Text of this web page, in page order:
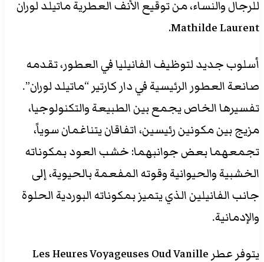
للرجال والنساء، من توقيع الأنف العطرية ماتيلد لوران
Mathilde Laurent.
أسلوب جديد لتوظيف الفانيليا في العطور، تقدمه
صانعة العطور الرئيسية في دار كارتير “ماتيلد لوران”.
تفسيرها الخاص يجمع بين الطبيعة والتكنولوجيا،
مزيج بين مكونين رئيسين، اتفاقان يتناغمان سوياً،
تجمعهما بعض جوانبهما: خشب العود بمكوناته
الخشبية والحيوانية وقوته المفعمة بالحيوية، إلى
جانب الفانيلين الذي يتميز بمكوناته البوردية الحلوة
والإدمانية.
يتوفر عطر Les Heures Voyageuses Oud Vanille